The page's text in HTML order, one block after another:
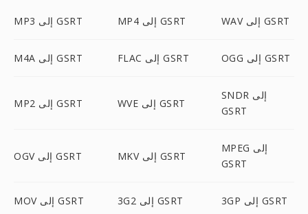
MP3 إلى GSRT MP4 إلى GSRT WAV إلى GSRT
M4A إلى GSRT FLAC إلى GSRT OGG إلى GSRT
MP2 إلى GSRT WVE إلى GSRT
SNDR إلى
GSRT
OGV إلى GSRT MKV إلى GSRT
MPEG إلى
GSRT
MOV إلى GSRT 3G2 إلى GSRT 3GP إلى GSRT